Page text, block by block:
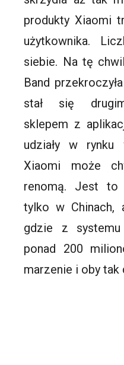
produkty Xiaomi
użytkownika.
siebie. Na tę
Band
stał się drugim
sklepem z
udziały w rynku
Xiaomi może
renomą. Jest to
tylko w Chinach,
gdzie z
ponad 200
marzenie i oby tak